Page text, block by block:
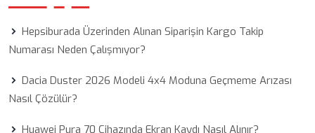
Hepsiburada Üzerinden Alınan Siparişin Kargo Takip
Numarası Neden Çalışmıyor?
Dacia Duster 2026 Modeli 4x4 Moduna Geçmeme Arızası
Nasıl Çözülür?
Huawei Pura 70 Cihazında Ekran Kaydı Nasıl Alınır?